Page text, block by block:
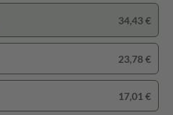
34,43 €
23,78 €
17,01 €